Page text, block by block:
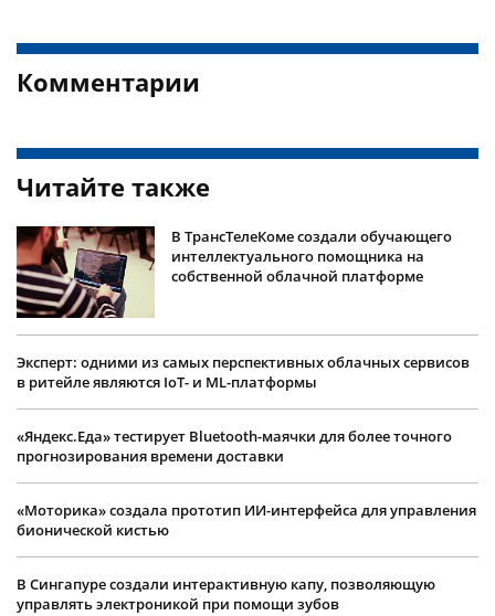
Комментарии
Читайте также
В ТрансТелеКоме создали обучающего
интеллектуального помощника на
собственной облачной платформе
Эксперт: одними из самых перспективных облачных сервисов
в ритейле являются IoT- и ML-платформы
«Яндекс.Еда» тестирует Bluetooth-маячки для более точного
прогнозирования времени доставки
«Моторика» создала прототип ИИ-интерфейса для управления
бионической кистью
В Сингапуре создали интерактивную капу, позволяющую
управлять электроникой при помощи зубов